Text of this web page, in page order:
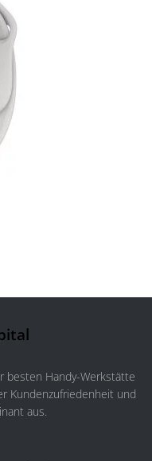
besten Handy-Werkstätte
Kundenzufriedenheit und
aus.